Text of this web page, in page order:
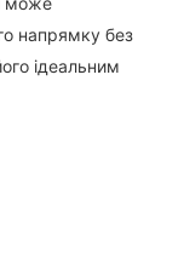
напрямку без
ідеальним